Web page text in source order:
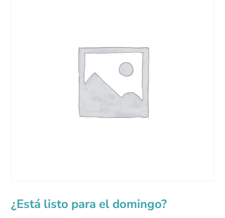
¿Está listo para el domingo?